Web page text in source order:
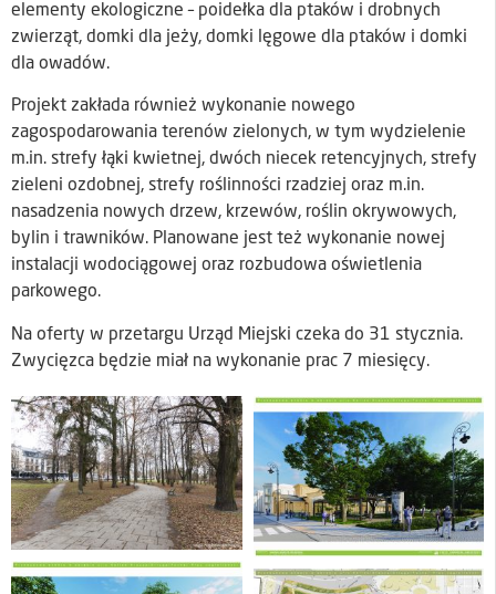
elementy ekologiczne – poidełka dla ptaków i drobnych
zwierząt, domki dla jeży, domki lęgowe dla ptaków i domki
dla owadów.
Projekt zakłada również wykonanie nowego
zagospodarowania terenów zielonych, w tym wydzielenie
m.in. strefy łąki kwietnej, dwóch niecek retencyjnych, strefy
zieleni ozdobnej, strefy roślinności rzadziej oraz m.in.
nasadzenia nowych drzew, krzewów, roślin okrywowych,
bylin i trawników. Planowane jest też wykonanie nowej
instalacji wodociągowej oraz rozbudowa oświetlenia
parkowego.
Na oferty w przetargu Urząd Miejski czeka do 31 stycznia.
Zwycięzca będzie miał na wykonanie prac 7 miesięcy.